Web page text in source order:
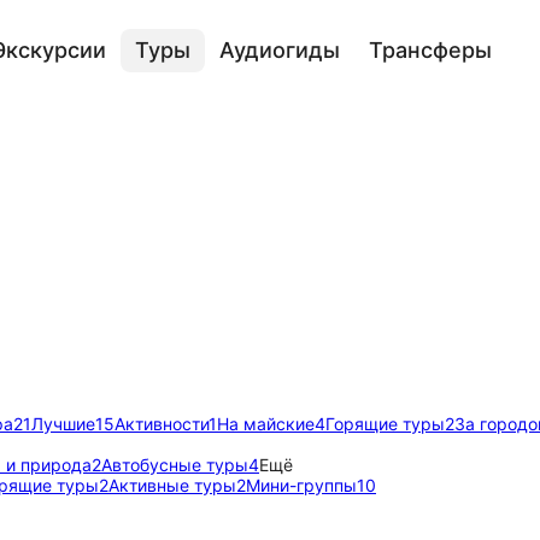
Туры Аудиогиды Трансферы
21Лучшие15Активности1На майские4Горящие туры2За
и природа2Автобусные туры4Ещё
туры2Активные туры2Мини-группы10